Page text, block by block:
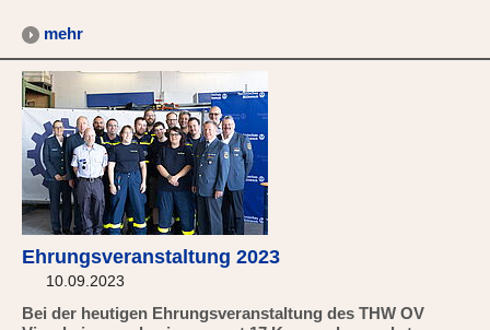
mehr
Ehrungsveranstaltung 2023
10.09.2023
Bei der heutigen Ehrungsveranstaltung des THW OV